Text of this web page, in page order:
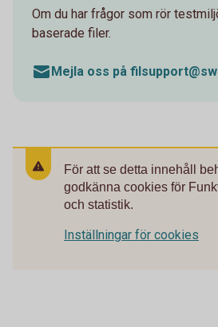
Om du har frågor som rör
baserade filer.
Mejla oss på
För att se detta innehåll
godkänna cookies för
och statistik.
Inställningar för cookies